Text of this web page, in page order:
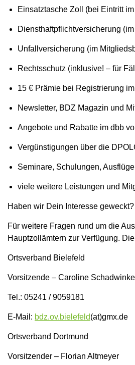
Einsatztasche Zoll (bei Eintritt
Diensthaftpflichtversicherung
Unfallversicherung (im
Rechtsschutz (inklusive! – für
15 € Prämie bei Registrierung
Newsletter, BDZ Magazin und
Angebote und Rabatte im dbb
Vergünstigungen über die
Seminare, Schulungen,
viele weitere Leistungen und
Haben wir Dein Interesse
Für weitere Fragen rund um die
Hauptzollämtern zur Verfügung.
Ortsverband Bielefeld
Vorsitzende – Caroline Schadwinkel
Tel.: 05241 / 9059181
E-Mail: bdz.ov.bielefeld(at)gmx.de
Ortsverband Dortmund
Vorsitzender – Florian Altmeyer